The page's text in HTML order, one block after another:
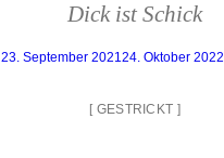
Dick ist Schick
23. September 202124. Oktober 2022
[ GESTRICKT ]